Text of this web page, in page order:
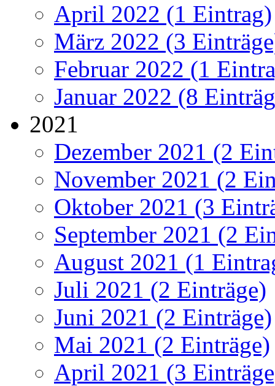
April 2022 (1 Eintrag)
März 2022 (3
Februar 2022 (1
Januar 2022 (8
2021
Dezember 2021 (2
November 2021 (2
Oktober 2021 (3
September 2021 (2
August 2021 (1
Juli 2021 (2 Einträge)
Juni 2021 (2 Einträge)
Mai 2021 (2 Einträge)
April 2021 (3